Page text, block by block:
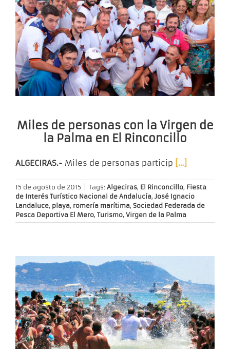
Miles de personas con la Virgen de
la Palma en El Rinconcillo
ALGECIRAS.- Miles de personas particip […]
15 de agosto de 2015 Tags: Algeciras, El Rinconcillo, Fiesta
de Interés Turístico Nacional de Andalucía, José Ignacio
Landaluce, playa, romería marítima, Sociedad Federada de
Pesca Deportiva El Mero, Turismo, Virgen de la Palma